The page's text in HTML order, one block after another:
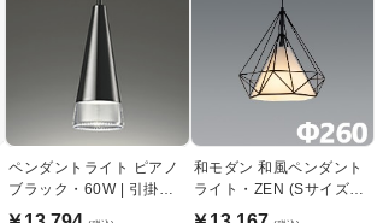
ペンダントライト ピアノ
ブラック・60W | 引掛シ
ーリング式
和モダン 和風ペンダント
ライト・ZEN (Sサイズ・
Φ260)